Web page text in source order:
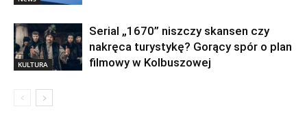
KULTURA
Serial „1670” niszczy skansen czy
nakręca turystykę? Gorący spór o plan
filmowy w Kolbuszowej